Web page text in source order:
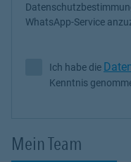
WhatsApp-Service
Ich habe die
Ich habe die
Kenntnis
Mein Team